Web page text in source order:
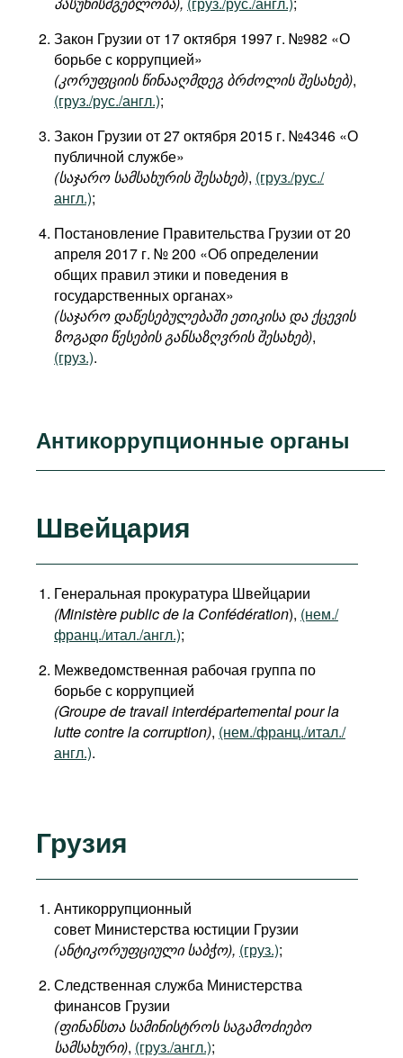
Закон Грузии от 17 октября 1997 г. №982 «О
борьбе с коррупцией»
(კორუფციის წინააღმდეგ ბრძოლის შესახებ),
(груз./рус./англ.);
Закон Грузии от 27 октября 2015 г. №4346 «О
публичной службе»
(საჯარო სამსახურის შესახებ), (груз./рус./
англ.);
Постановление Правительства Грузии от 20
апреля 2017 г. № 200 «Об определении
общих правил этики и поведения в
государственных органах»
(საჯარო დაწესებულებაში ეთიკისა და ქცევის
ზოგადი წესების განსაზღვრის შესახებ),
(груз.).
Антикоррупционные органы
Швейцария
Генеральная прокуратура Швейцарии
(Ministère public de la Confédération), (нем./
франц./итал./англ.);
Межведомственная рабочая группа по
борьбе с коррупцией
(Groupe de travail interdépartemental pour la
lutte contre la corruption), (нем./франц./итал./
англ.).
Грузия
Антикоррупционный
совет Министерства юстиции Грузии
(ანტიკორუფციული საბჭო), (груз.);
Следственная служба Министерства
финансов Грузии
(ფინანსთა სამინისტროს საგამოძიებო
სამსახური), (груз./англ.);